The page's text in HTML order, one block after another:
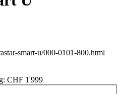
smart-u/000-0101-800.html
CHF 1'999